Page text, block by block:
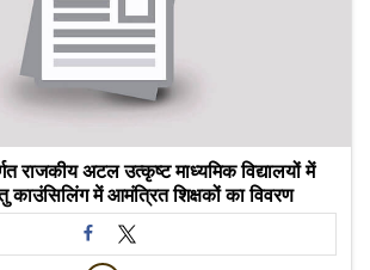
राजकीय अटल उत्कृष्ट माध्यमिक विद्यालयों में
काउंसिलिंग में आमंत्रित शिक्षकों का विवरण